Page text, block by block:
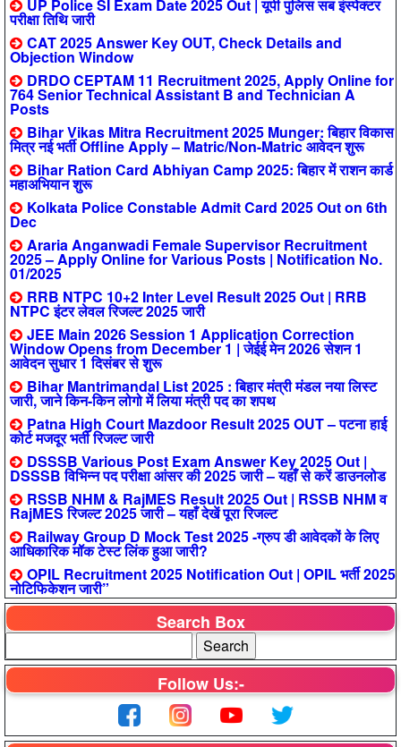
UP Police SI Exam Date 2025 Out | यूपी पुलिस सब इंस्पेक्टर
परीक्षा तिथि जारी
CAT 2025 Answer Key OUT, Check Details and
Objection Window
DRDO CEPTAM 11 Recruitment 2025, Apply Online for
764 Senior Technical Assistant B and Technician A
Posts
Bihar Vikas Mitra Recruitment 2025 Munger: बिहार विकास
मित्र नई भर्ती Offline Apply – Matric/Non-Matric आवेदन शुरू
Bihar Ration Card Abhiyan Camp 2025: बिहार में राशन कार्ड
महाअभियान शुरू
Kolkata Police Constable Admit Card 2025 Out on 6th
Dec
Araria Anganwadi Female Supervisor Recruitment
2025 – Apply Online for Various Posts | Notification No.
01/2025
RRB NTPC 10+2 Inter Level Result 2025 Out | RRB
NTPC इंटर लेवल रिजल्ट 2025 जारी
JEE Main 2026 Session 1 Application Correction
Window Opens from December 1 | जेईई मेन 2026 सेशन 1
आवेदन सुधार 1 दिसंबर से शुरू
Bihar Mantrimandal List 2025 : बिहार मंत्री मंडल नया लिस्ट
जारी, जाने किन-किन लोगो में लिया मंत्री पद का शपथ
Patna High Court Mazdoor Result 2025 OUT – पटना हाई
कोर्ट मजदूर भर्ती रिजल्ट जारी
DSSSB Various Post Exam Answer Key 2025 Out |
DSSSB विभिन्न पद परीक्षा आंसर की 2025 जारी – यहाँ से करें डाउनलोड
RSSB NHM & RajMES Result 2025 Out | RSSB NHM व
RajMES रिजल्ट 2025 जारी – यहाँ देखें पूरा रिजल्ट
Railway Group D Mock Test 2025 -ग्रुप डी आवेदकों के लिए
आधिकारिक मॉक टेस्ट लिंक हुआ जारी?
OPIL Recruitment 2025 Notification Out | OPIL भर्ती 2025
नोटिफिकेशन जारी”
Search Box
Follow Us:-